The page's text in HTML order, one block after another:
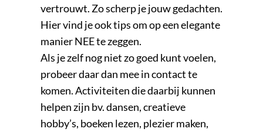
vertrouwt. Zo scherp je jouw gedachten.
Hier vind je ook tips om op een elegante
manier NEE te zeggen.
Als je zelf nog niet zo goed kunt voelen,
probeer daar dan mee in contact te
komen. Activiteiten die daarbij kunnen
helpen zijn bv. dansen, creatieve
hobby’s, boeken lezen, plezier maken,